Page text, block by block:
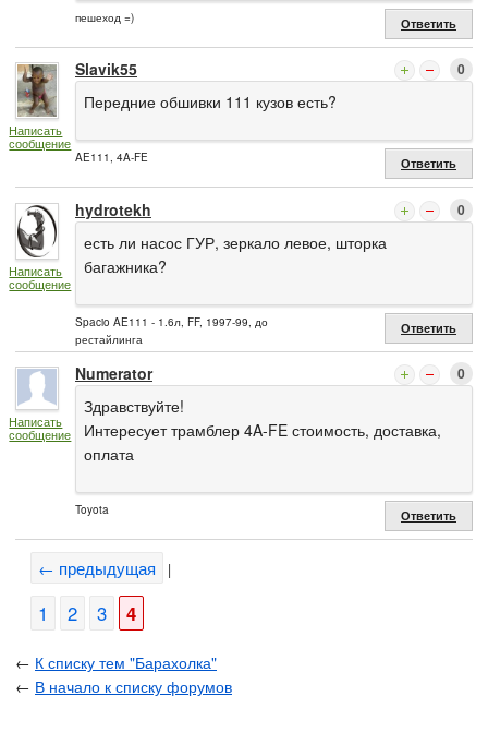
пешеход =) Ответить
Написать
сообщение
Slavik55 0
Передние обшивки 111 кузов есть?
AE111, 4A-FE Ответить
Написать
сообщение
hydrotekh 0
есть ли насос ГУР, зеркало левое, шторка
багажника?
Spacio AE111 - 1.6л, FF, 1997-99, до
рестайлинга
Ответить
Написать
сообщение
Numerator 0
Здравствуйте!
Интересует трамблер 4A-FE стоимость, доставка,
оплата
Toyota Ответить
← предыдущая |
1 2 3 4
← К списку тем "Барахолка"
← В начало к списку форумов